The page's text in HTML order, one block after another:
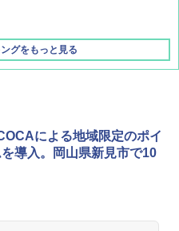
グをもっと見る
コレクション 山善] ポップアッ
たいに広げて畳める パッとサ
ード キューブ フルクローズ メ
置 ワンタッチテント キャンプ
カーキ PATC-150(KH)
ソル 大型 ビーチ アウトドアパ
ン サイトシート付 折りたたみ
ト 4段階高さ調整 軽量 収納袋付
による地域限定のポイ
導入。岡山県新見市で10